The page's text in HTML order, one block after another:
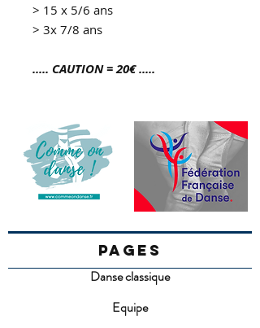
> 15 x 5/6 ans
> 3x 7/8 ans
..... CAUTION = 20€ .....
PAGES
Danse classique
Equipe